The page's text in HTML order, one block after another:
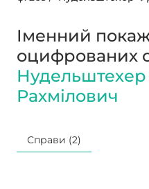
Іменний
оцифрованих
Рахмілович
Справи (2)